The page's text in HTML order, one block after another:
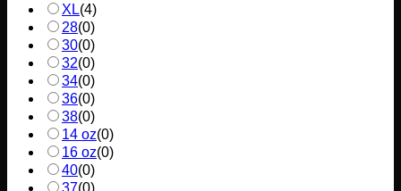
XL(4)
28(0)
30(0)
32(0)
34(0)
36(0)
38(0)
14 oz(0)
16 oz(0)
40(0)
37(0)